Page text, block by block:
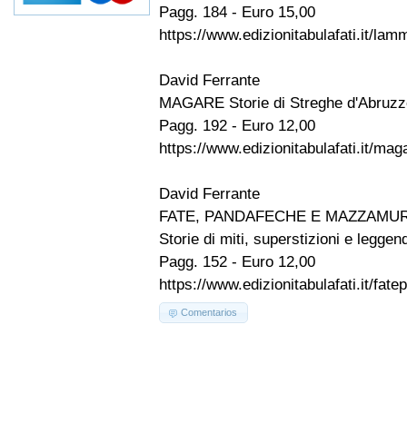
Pagg. 184 - Euro 15,00
https://www.edizionitabulafati.it/
David Ferrante
MAGARE Storie di Streghe
Pagg. 192 - Euro 12,00
https://www.edizionitabulafati.it/
David Ferrante
FATE, PANDAFECHE E
Storie di miti, superstizioni e
Pagg. 152 - Euro 12,00
https://www.edizionitabulafati.it/
Comentarios